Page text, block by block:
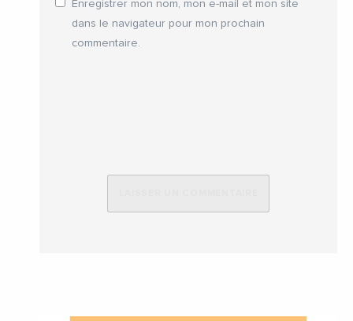
Enregistrer mon nom, mon e-mail et mon site
dans le navigateur pour mon prochain
commentaire.